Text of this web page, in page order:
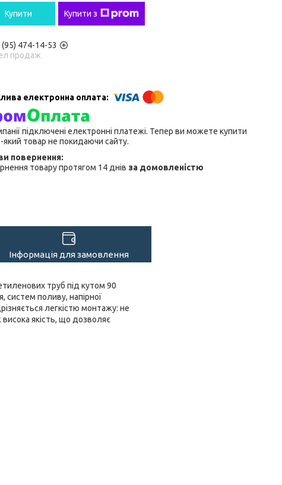
Купити Купити з
(95) 474-14-53
продаж
підключені електронні платежі. Тепер ви можете купити
який товар не покидаючи сайту.
товару протягом 14 днів за домовленістю
Інформація для замовлення
труб під кутом 90
систем поливу, напірної
легкістю монтажу: не
висока якість, що дозволяє